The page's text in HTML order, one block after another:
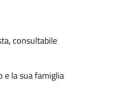
consultabile
e la sua famiglia